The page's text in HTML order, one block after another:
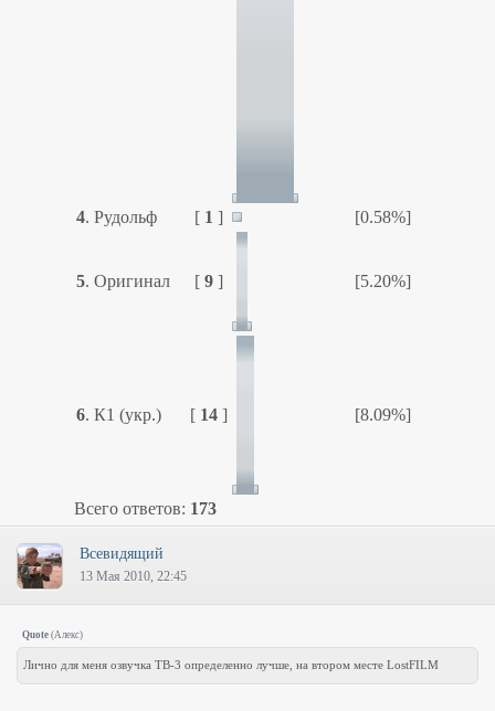
4. Рудольф [ 1 ] [0.58%]
5. Оригинал [ 9] [5.20%]
6. К1 (укр.) [ 14] [8.09%]
Всего ответов: 173
Всевидящий
13 Мая 2010, 22:45
Quote (Алeкс)
Лично для меня озвучка ТВ-3 определенно лучше, на втором месте LostFILM